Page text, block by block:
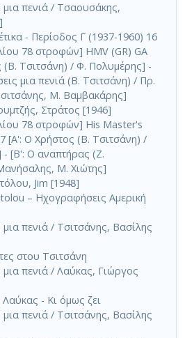
μια πενιά / Τσαουσάκης,
- Περίοδος Γ (1937-1960) 16
78 στροφών] HMV (GR) GA
(Β. Τσιτσάνη) / Φ. Πολυμέρης] -
μια πενιά (Β. Τσιτσάνη) / Πρ.
Μ. Βαμβακάρης]
Στράτος [1946]
78 στροφών] His Master's
[Α': Ο Χρήστος (Β. Τσιτσάνη) /
- [Β': Ο αναπτήρας (Ζ.
Μ. Χιώτης]
Jim [1948]
– Ηχογραφήσεις Αμερική
πενιά / Τσιτσάνης, Βασίλης
στου Τσιτσάνη
μια πενιά / Λαύκας, Γιώργος
- Κι όμως ζει
πενιά / Τσιτσάνης, Βασίλης